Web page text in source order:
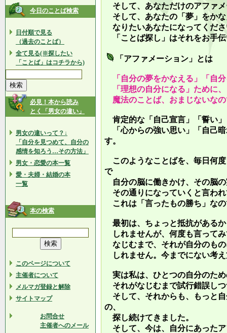
今日のことば検索
日付順で見る
（過去のことば）
全て見る(※探したい
「ことば」はコチラから)
必見！本から読み
とく「男女の違い」
男女の違いって？↓
「自分を見つめて、自分の
感情を知ろう…その方法」
男女・恋愛の本一覧
愛・夫婦・結婚の本
一覧
本の検索
このページについて
主催者について
メルマガ登録と解除
サイトマップ
お問合せ
主催者へのメール
そして、あなただけのアファ
そして、あなたの「夢」をか
なりたいあなたになってくだ
「ことば探し」はそれをお手
「アファメーション」とは
「自分の夢をかなえる」「自
「理想の自分になる」ために
魔法のことば、おまじないな
肯定的な「自己宣言」「誓い
「心からの強い思い」「自己
す。
このようなことばを、毎日何
で
自分の脳に働きかけ、その脳
その通りになっていくと言わ
これは「言ったもの勝ち」な
最初は、ちょっと抵抗がある
しれませんが、何度も言って
なじむまで、それが自分のも
しれません。今までにない考
実は私は、ひとつの自分のた
それがなじむまで試行錯誤し
そして、それからも、もっと
の、
探し続けてきました。
そして、今は、自分にあった